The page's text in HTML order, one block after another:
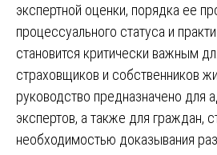
экспертной оценки, порядка ее
процессуального статуса и
становится критически важным
страховщиков и собственников
руководство предназначено для
экспертов, а также для граждан,
необходимостью доказывания